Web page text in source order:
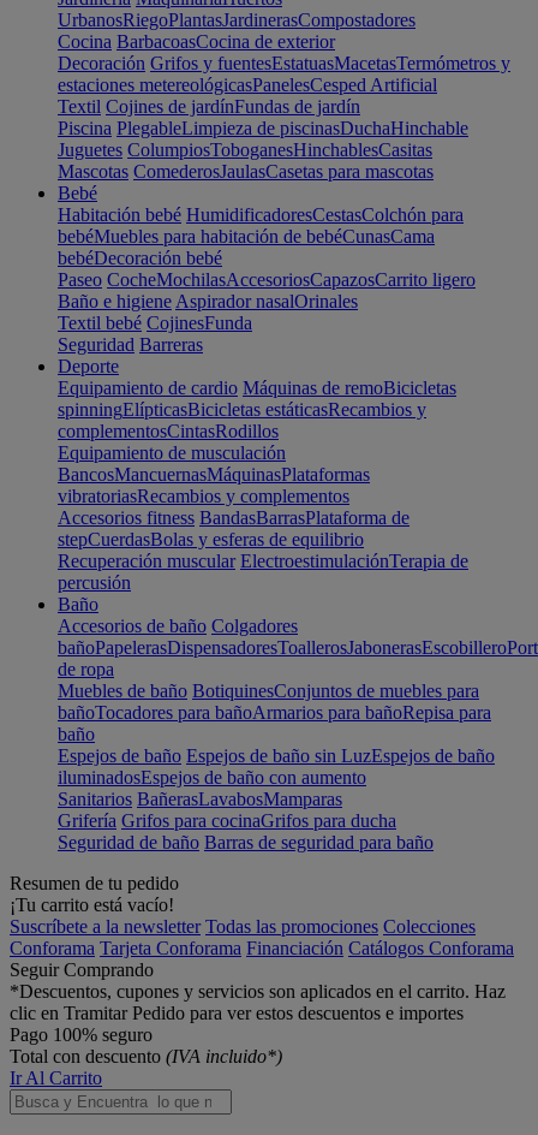
UrbanosRiegoPlantasJardinerasCompostadores
Cocina BarbacoasCocina de exterior
Decoración Grifos y fuentesEstatuasMacetasTermómetros y
estaciones metereológicasPanelesCesped Artificial
Textil Cojines de jardínFundas de jardín
Piscina PlegableLimpieza de piscinasDuchaHinchable
Juguetes ColumpiosToboganesHinchablesCasitas
Mascotas ComederosJaulasCasetas para mascotas
Bebé
Habitación bebé HumidificadoresCestasColchón para
bebéMuebles para habitación de bebéCunasCama
bebéDecoración bebé
Paseo CocheMochilasAccesoriosCapazosCarrito ligero
Baño e higiene Aspirador nasalOrinales
Textil bebé CojinesFunda
Seguridad Barreras
Deporte
Equipamiento de cardio Máquinas de remoBicicletas
spinningElípticasBicicletas estáticasRecambios y
complementosCintasRodillos
Equipamiento de musculación
BancosMancuernasMáquinasPlataformas
vibratoriasRecambios y complementos
Accesorios fitness BandasBarrasPlataforma de
stepCuerdasBolas y esferas de equilibrio
Recuperación muscular ElectroestimulaciónTerapia de
percusión
Baño
Accesorios de baño Colgadores
bañoPapelerasDispensadoresToallerosJabonerasEscobillero
de ropa
Muebles de baño BotiquinesConjuntos de muebles para
bañoTocadores para bañoArmarios para bañoRepisa para
baño
Espejos de baño Espejos de baño sin LuzEspejos de baño
iluminadosEspejos de baño con aumento
Sanitarios BañerasLavabosMamparas
Grifería Grifos para cocinaGrifos para ducha
Seguridad de baño Barras de seguridad para baño
Resumen de tu pedido
¡Tu carrito está vacío!
Suscríbete a la newsletter Todas las promociones Colecciones
Conforama Tarjeta Conforama Financiación Catálogos Conforama
Seguir Comprando
*Descuentos, cupones y servicios son aplicados en el carrito. Haz
clic en Tramitar Pedido para ver estos descuentos e importes
Pago 100% seguro
Total con descuento (IVA incluido*)
Ir Al Carrito